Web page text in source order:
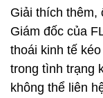
Giải thích thêm,
Giám đốc của
thoái kinh tế
trong tình trạng
không thể liên